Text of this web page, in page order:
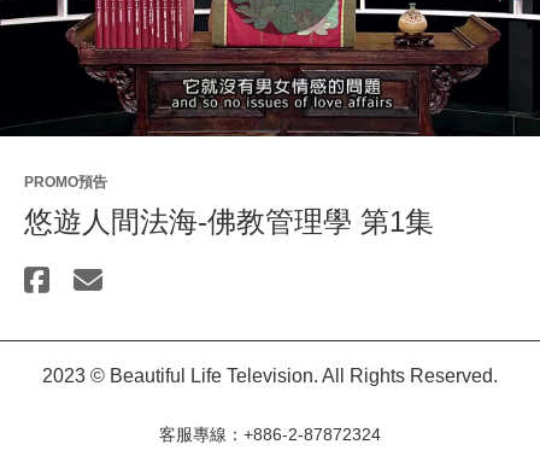
Play
Video
PROMO預告
悠遊人間法海-佛教管理學 第1集
2023 © Beautiful Life Television. All Rights Reserved.
客服專線：+886-2-87872324